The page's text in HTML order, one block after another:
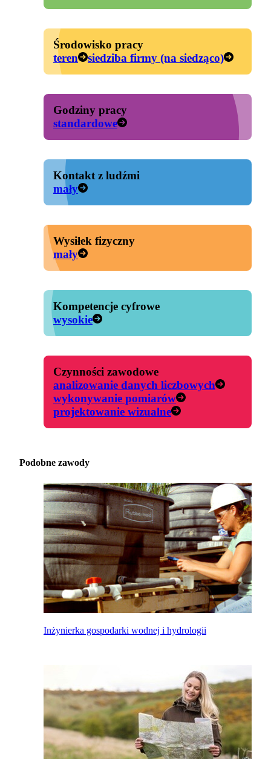
Środowisko pracy
teren
siedziba firmy (na siedząco)
Godziny pracy
standardowe
Kontakt z ludźmi
mały
Wysiłek fizyczny
mały
Kompetencje cyfrowe
wysokie
Czynności zawodowe
analizowanie danych liczbowych
wykonywanie pomiarów
projektowanie wizualne
Podobne zawody
Inżynierka gospodarki wodnej i hydrologii